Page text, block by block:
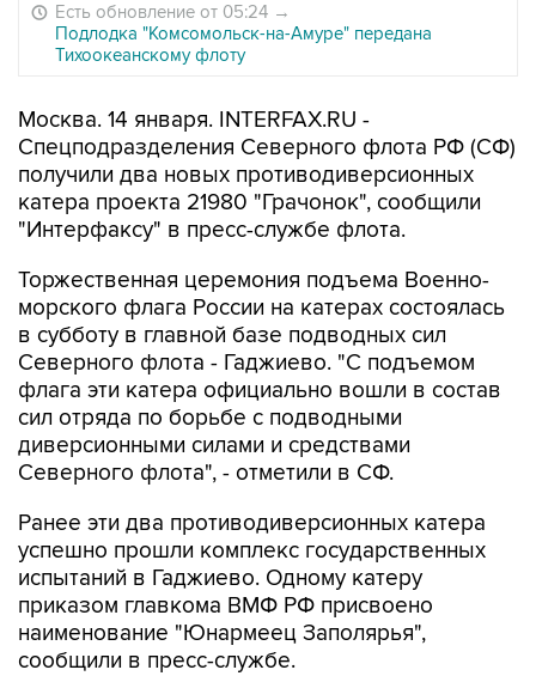
Есть обновление от 05:24 →
Подлодка "Комсомольск-на-Амуре" передана
Тихоокеанскому флоту
Москва. 14 января. INTERFAX.RU -
Спецподразделения Северного флота РФ (СФ)
получили два новых противодиверсионных
катера проекта 21980 "Грачонок", сообщили
"Интерфаксу" в пресс-службе флота.
Торжественная церемония подъема Военно-
морского флага России на катерах состоялась
в субботу в главной базе подводных сил
Северного флота - Гаджиево. "С подъемом
флага эти катера официально вошли в состав
сил отряда по борьбе с подводными
диверсионными силами и средствами
Северного флота", - отметили в СФ.
Ранее эти два противодиверсионных катера
успешно прошли комплекс государственных
испытаний в Гаджиево. Одному катеру
приказом главкома ВМФ РФ присвоено
наименование "Юнармеец Заполярья",
сообщили в пресс-службе.